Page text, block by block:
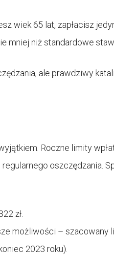
wiek 65 lat, zapłacisz
mniej niż standardowe
ale prawdziwy
Roczne limity
oszczędzania.
zł.
możliwości – szacowany
2023 roku).